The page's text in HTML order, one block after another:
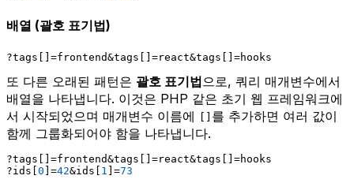
배열 (괄호 표기법)
?tags[]=frontend&tags[]=react&tags[]=hooks
또 다른 오래된 패턴은 괄호 표기법으로, 쿼리 매개변수에서
배열을 나타냅니다. 이것은 PHP 같은 초기 웹 프레임워크에
서 시작되었으며 매개변수 이름에
를 추가하면 여러 값이
함께 그룹화되어야 함을 나타냅니다.
?tags[]=frontend&tags[]=react&tags[]=hooks
?ids[ 0 ]=42&ids[ 1 ]=73